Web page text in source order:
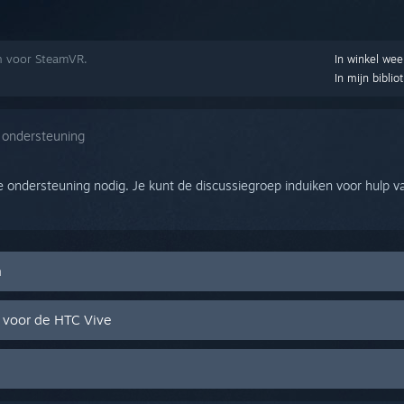
In winkel
In mijn
SteamVR.
nodig. Je kunt de discussiegroep induiken voor hulp
de HTC Vive